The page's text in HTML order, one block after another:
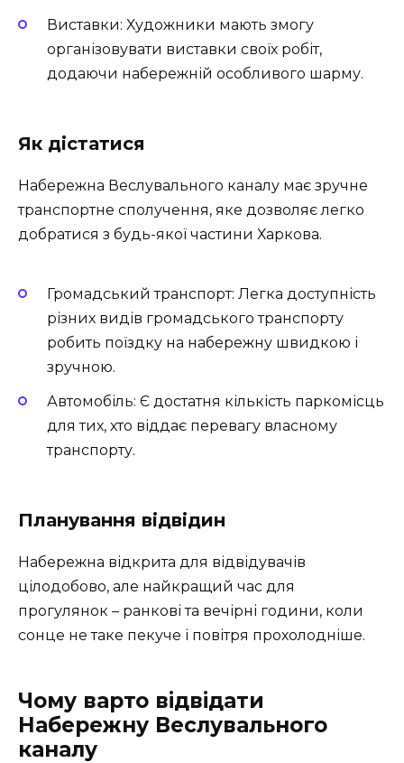
Виставки: Художники мають змогу
організовувати виставки своїх робіт,
додаючи набережній особливого шарму.
Як дістатися
Набережна Веслувального каналу має зручне
транспортне сполучення, яке дозволяє легко
добратися з будь-якої частини Харкова.
Громадський транспорт: Легка доступність
різних видів громадського транспорту
робить поїздку на набережну швидкою і
зручною.
Автомобіль: Є достатня кількість паркомісць
для тих, хто віддає перевагу власному
транспорту.
Планування відвідин
Набережна відкрита для відвідувачів
цілодобово, але найкращий час для
прогулянок – ранкові та вечірні години, коли
сонце не таке пекуче і повітря прохолодніше.
Чому варто відвідати
Набережну Веслувального
каналу